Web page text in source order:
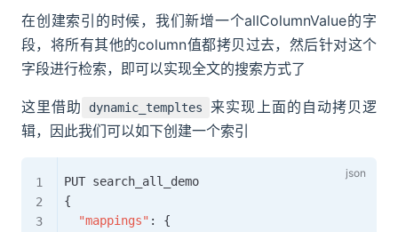
在创建索引的时候，我们新增一个allColumnValue的字
段，将所有其他的column值都拷贝过去，然后针对这个
字段进行检索，即可以实现全文的搜索方式了
这里借助 dynamic_templtes
来实现上面的自动拷贝逻
辑，因此我们可以如下创建一个索引
{
"mappings" :
{